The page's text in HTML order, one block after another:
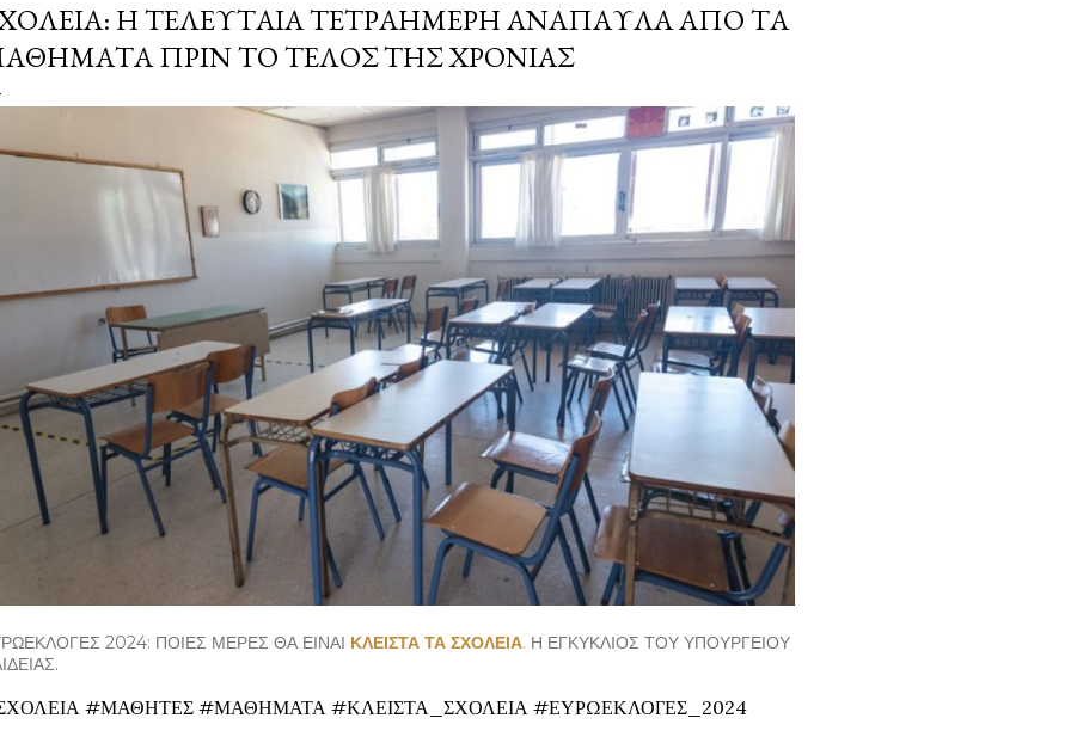
Η ΤΕΛΕΥΤΑΊΑ ΤΕΤΡΑΉΜΕΡΗ ΑΝΆΠΑΥΛΑ ΑΠΌ ΤΑ
ΠΡΙΝ ΤΟ ΤΈΛΟΣ ΤΗΣ ΧΡΟΝΙΆΣ
2024: ΠΟΙΕΣ ΜΈΡΕΣ ΘΑ ΕΊΝΑΙ ΚΛΕΙΣΤΆ ΤΑ ΣΧΟΛΕΊΑ. Η ΕΓΚΎΚΛΙΟΣ ΤΟΥ ΥΠΟΥΡΓΕΊΟΥ
#ΜΑΘΗΤΕΣ #ΜΑΘΗΜΑΤΑ #ΚΛΕΙΣΤΑ_ΣΧΟΛΕΙΑ #ΕΥΡΩΕΚΛΟΓΕΣ_2024